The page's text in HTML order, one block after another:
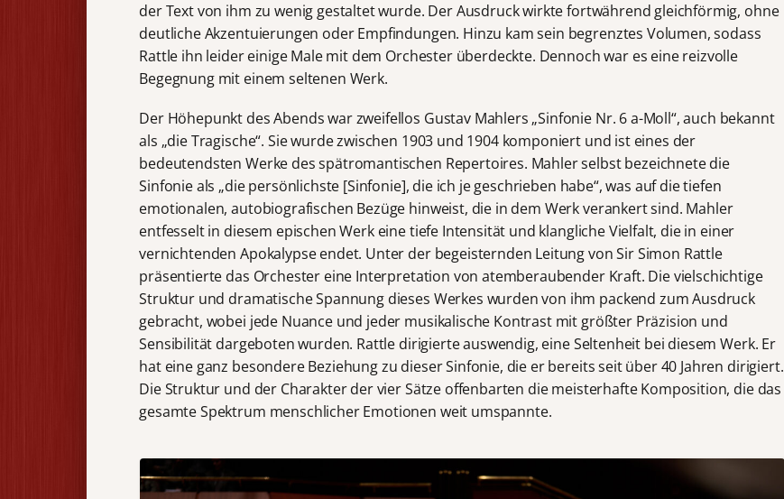
der Text von ihm zu wenig gestaltet wurde. Der Ausdruck wirkte fortwährend gleichförmig, ohne
deutliche Akzentuierungen oder Empfindungen. Hinzu kam sein begrenztes Volumen, sodass
Rattle ihn leider einige Male mit dem Orchester überdeckte. Dennoch war es eine reizvolle
Begegnung mit einem seltenen Werk.
Der Höhepunkt des Abends war zweifellos Gustav Mahlers „Sinfonie Nr. 6 a-Moll“, auch bekannt
als „die Tragische“. Sie wurde zwischen 1903 und 1904 komponiert und ist eines der
bedeutendsten Werke des spätromantischen Repertoires. Mahler selbst bezeichnete die
Sinfonie als „die persönlichste [Sinfonie], die ich je geschrieben habe“, was auf die tiefen
emotionalen, autobiografischen Bezüge hinweist, die in dem Werk verankert sind. Mahler
entfesselt in diesem epischen Werk eine tiefe Intensität und klangliche Vielfalt, die in einer
vernichtenden Apokalypse endet. Unter der begeisternden Leitung von Sir Simon Rattle
präsentierte das Orchester eine Interpretation von atemberaubender Kraft. Die vielschichtige
Struktur und dramatische Spannung dieses Werkes wurden von ihm packend zum Ausdruck
gebracht, wobei jede Nuance und jeder musikalische Kontrast mit größter Präzision und
Sensibilität dargeboten wurden. Rattle dirigierte auswendig, eine Seltenheit bei diesem Werk. Er
hat eine ganz besondere Beziehung zu dieser Sinfonie, die er bereits seit über 40 Jahren dirigiert.
Die Struktur und der Charakter der vier Sätze offenbarten die meisterhafte Komposition, die das
gesamte Spektrum menschlicher Emotionen weit umspannte.